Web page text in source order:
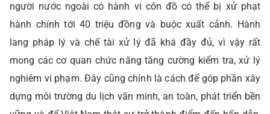
người nước ngoài có hành vi côn đồ có thể bị xử phạt
hành chính tới 40 triệu đồng và buộc xuất cảnh. Hành
lang pháp lý và chế tài xử lý đã khá đầy đủ, vì vậy rất
mong các cơ quan chức năng tăng cường kiểm tra, xử lý
nghiêm vi phạm. Đây cũng chính là cách để góp phần xây
dựng môi trường du lịch văn minh, an toàn, phát triển bền